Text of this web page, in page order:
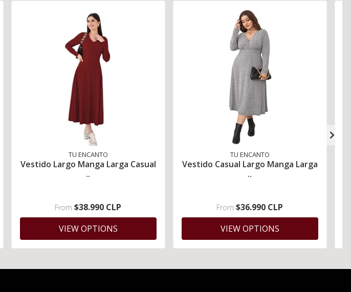
TU ENCANTO
Vestido Largo Manga Larga Casual
..
From$38.990 CLP
VIEW OPTIONS
TU ENCANTO
Vestido Casual Largo Manga Larga
..
From$36.990 CLP
VIEW OPTIONS